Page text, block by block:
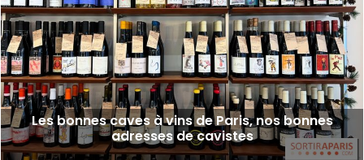
Les bonnes caves à vins de Paris, nos bonnes
adresses de cavistes